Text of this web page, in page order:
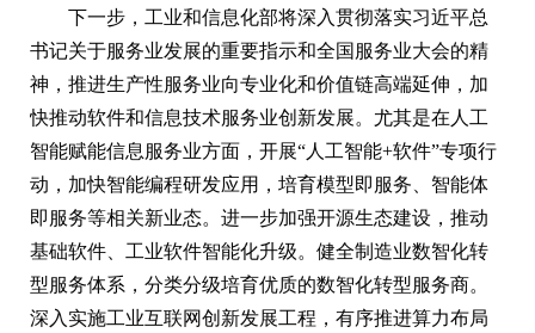
下一步，工业和信息化部将深入贯彻落实习近平总
书记关于服务业发展的重要指示和全国服务业大会的精
神，推进生产性服务业向专业化和价值链高端延伸，加
快推动软件和信息技术服务业创新发展。尤其是在人工
智能赋能信息服务业方面，开展“人工智能+软件”专项行
动，加快智能编程研发应用，培育模型即服务、智能体
即服务等相关新业态。进一步加强开源生态建设，推动
基础软件、工业软件智能化升级。健全制造业数智化转
型服务体系，分类分级培育优质的数智化转型服务商。
深入实施工业互联网创新发展工程，有序推进算力布局